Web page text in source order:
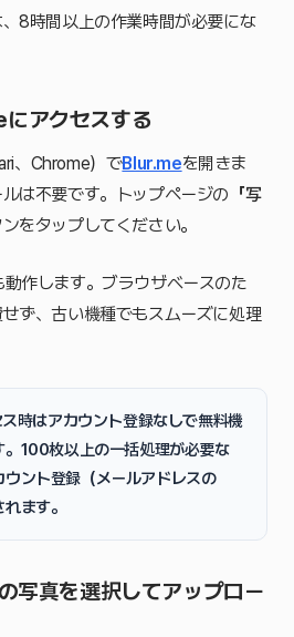
8時間以上の作業時間が必要にな
アクセスする
、Chrome）でBlur.meを開きま
は不要です。トップページの 「写
をタップしてください。
作します。ブラウザベースのた
ず、古い機種でもスムーズに処理
時はアカウント登録なしで無料機
。100枚以上の一括処理が必要な
ント登録（メールアドレスの
ます。
写真を選択してアップロー